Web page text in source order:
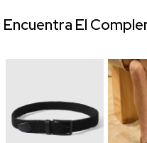
Encuentra El